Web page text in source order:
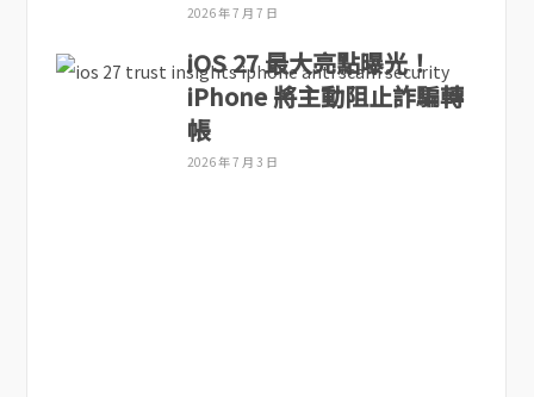
2026 年 7 月 7 日
iOS 27 最大亮點曝光！
iPhone 將主動阻止詐騙轉
帳
2026 年 7 月 3 日